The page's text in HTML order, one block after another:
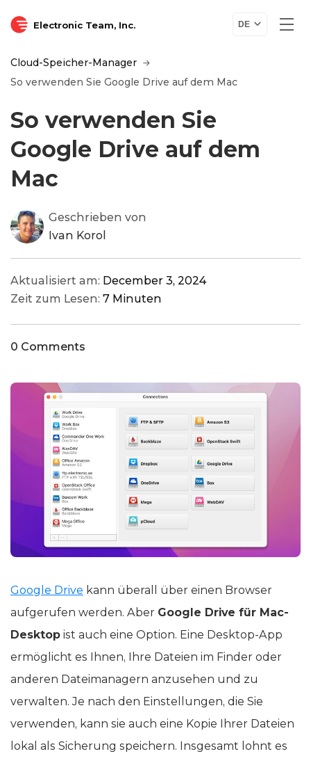
Electronic Team, Inc. DE
Cloud-Speicher-Manager
So verwenden Sie Google Drive auf dem Mac
So verwenden Sie
Google Drive auf dem
Mac
Geschrieben von
Ivan Korol
Aktualisiert am: December 3, 2024
Zeit zum Lesen: 7 Minuten
0 Comments
Google Drive kann überall über einen Browser
aufgerufen werden. Aber Google Drive für Mac-
Desktop ist auch eine Option. Eine Desktop-App
ermöglicht es Ihnen, Ihre Dateien im Finder oder
anderen Dateimanagern anzusehen und zu
verwalten. Je nach den Einstellungen, die Sie
verwenden, kann sie auch eine Kopie Ihrer Dateien
lokal als Sicherung speichern. Insgesamt lohnt es